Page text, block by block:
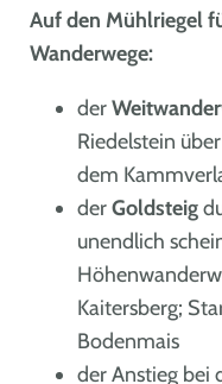
Auf den Mühlriegel
Wanderwege:
der
Riedelstein
dem
derGoldsteig
unendlich
Kaitersberg;
Bodenmais
der Anstieg bei